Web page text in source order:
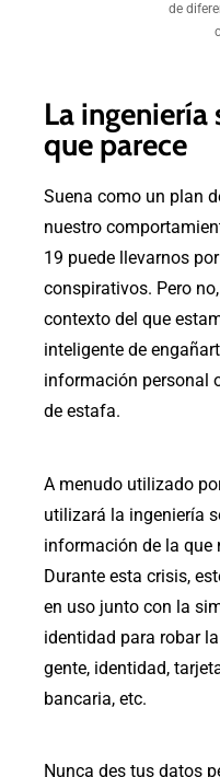
de
La ingeniería
que parece
Suena como un plan
nuestro
19 puede llevarnos
conspirativos. Pero
contexto del que
inteligente de
información personal
de estafa.
A menudo utilizado
utilizará la ingeniería
información de la que
Durante esta crisis,
en uso junto con la
identidad para robar
gente, identidad,
bancaria, etc.
Nunca des tus datos